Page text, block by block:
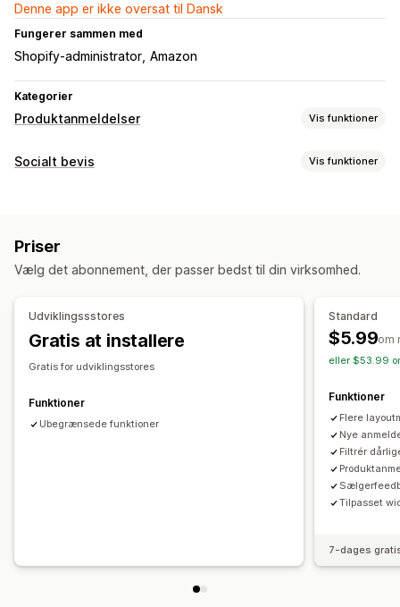
Denne app er ikke oversat til Dansk
Fungerer sammen med
Shopify-administrator Amazon
Kategorier
Produktanmeldelser Vis funktioner
Visningsindstillinger
Metoder til indsamling af anmeldelser
Socialt bevis Vis funktioner
Analyser
Engagementssporing
Priser
Vælg det abonnement, der passer bedst til din virksomhed.
Udviklingssstores
Gratis at installere
Gratis for udviklingsstores
Funktioner
Ubegrænsede funktioner
Standard
$5.99om
eller $53.99
Funktioner
Flere
Nye
Filtrér
Tilpasset
7-dages